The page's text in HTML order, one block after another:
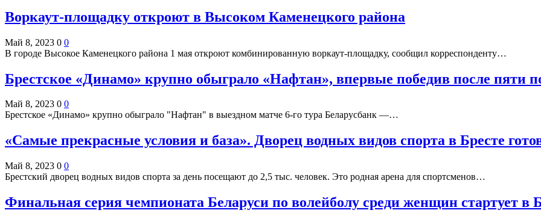
Воркаут-площадку откроют в Высоком Каменецкого района
Май 8, 2023 0 0
В городе Высокое Каменецкого района 1 мая откроют комбинированную воркаут-площадку, сообщил корреспонденту…
Брестское «Динамо» крупно обыграло «Нафтан», впервые победив после пяти
Май 8, 2023 0 0
Брестское «Динамо» крупно обыграло "Нафтан" в выездном матче 6-го тура Беларусбанк —…
«Самые прекрасные условия и база». Дворец водных видов спорта в Бресте
Май 8, 2023 0 0
Брестский дворец водных видов спорта за день посещают до 2,5 тыс. человек. Это родная арена для спортсменов…
Финальная серия чемпионата Беларуси по волейболу среди женщин стартует в